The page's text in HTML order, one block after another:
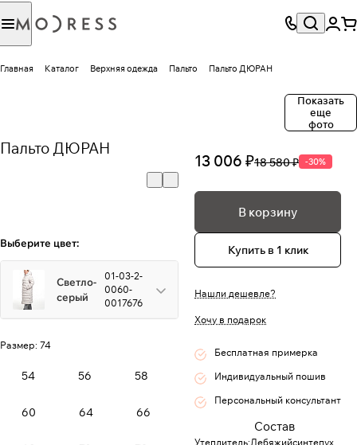
Главная Каталог Верхняя одежда Пальто Пальто ДЮРАН
Показать
еще
фото
Пальто ДЮРАН
Выберите цвет:
Светло-
серый
01-03-2-
0060-
0017676
Размер: 74
54 56 58
60 64 66
13 006 ₽18 580 ₽ -30%
В корзину
Купить в 1 клик
Нашли дешевле?
Хочу в подарок
Бесплатная примерка
Индивидуальный пошив
Персональный консультант
Состав
Утеплитель:Лебяжийсинтепух